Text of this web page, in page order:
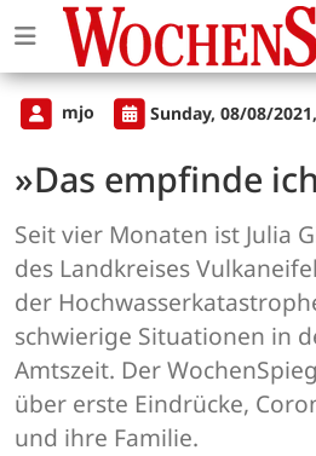
mjo Sunday, 08/08/
»Das empfinde
Seit vier Monaten ist Julia
des Landkreises
der
schwierige Situationen in
Amtszeit. Der
über erste Eindrücke,
und ihre Familie.